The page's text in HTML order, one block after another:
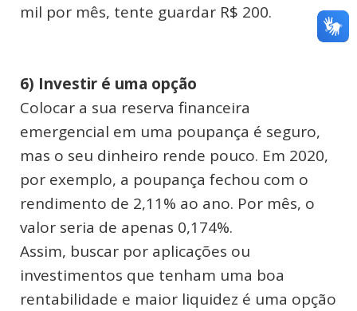
mil por mês, tente guardar R$ 200.
6) Investir é uma opção
Colocar a sua reserva financeira
emergencial em uma poupança é seguro,
mas o seu dinheiro rende pouco. Em 2020,
por exemplo, a poupança fechou com o
rendimento de 2,11% ao ano. Por mês, o
valor seria de apenas 0,174%.
Assim, buscar por aplicações ou
investimentos que tenham uma boa
rentabilidade e maior liquidez é uma opção